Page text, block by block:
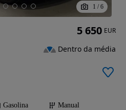
1 / 6
Gasolina
Manual
5 650 EUR
Dentro da média